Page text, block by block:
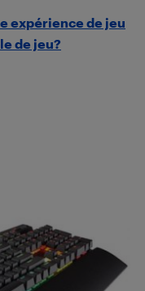
expérience de jeu
de jeu?